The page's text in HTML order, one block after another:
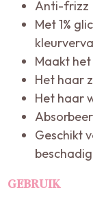
Anti-frizz
Met 1%
Maakt
Het haar
Het haar
Geschikt
GEBRUIK